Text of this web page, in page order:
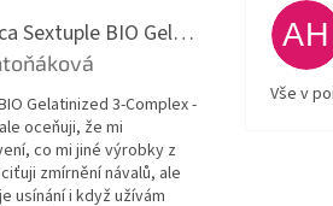
Vitalvibe Maca Sextuple BIO Gelatinized 3-Complex, 60 kapslí
je 5 z 5 hvězdiček.
Gelatinized 3-Complex -
oceňuji, že mi
co mi jiné výrobky z
zmírnění návalů, ale
usínání i když užívám
AH
Vše v